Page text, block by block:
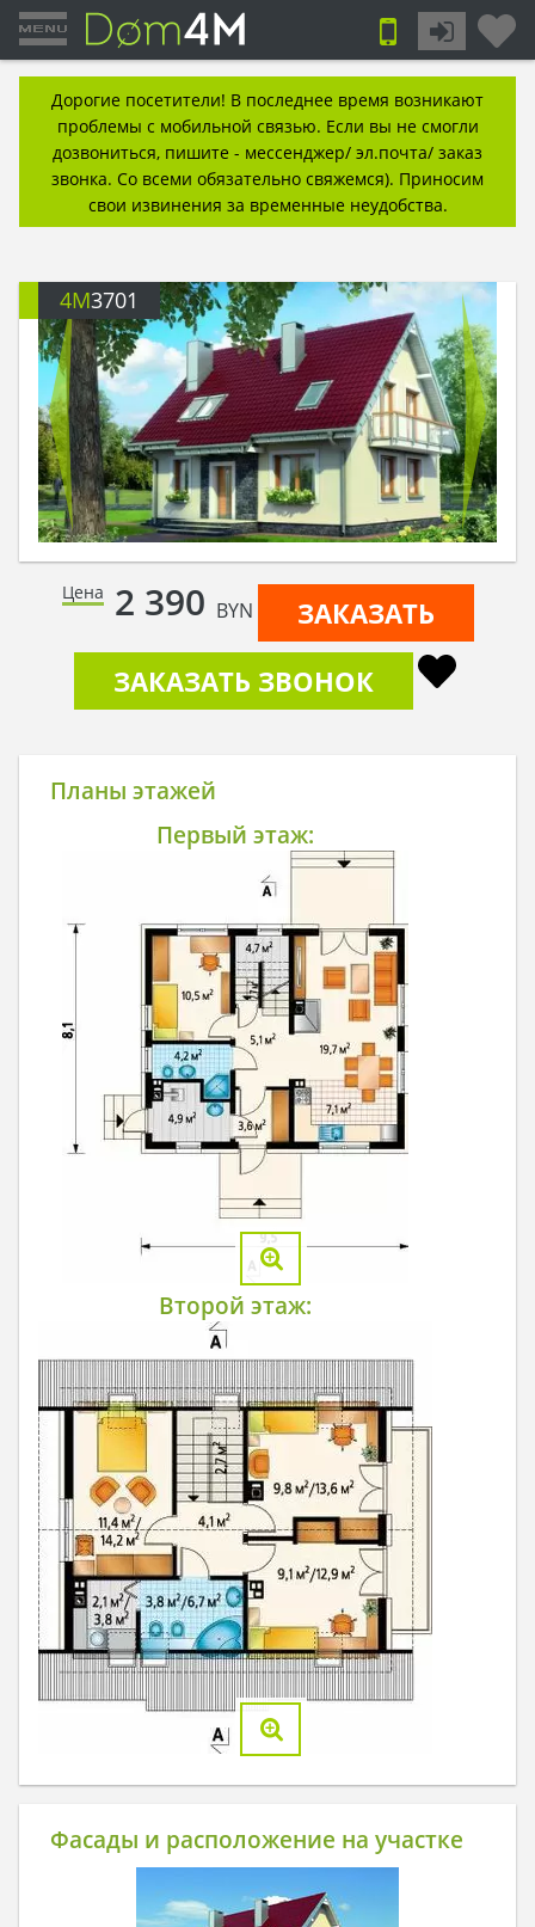
Дорогие посетители! В последнее время возникают
проблемы с мобильной связью. Если вы не смогли
дозвониться, пишите - мессенджер/ эл.почта/ заказ
звонка. Со всеми обязательно свяжемся). Приносим
свои извинения за временные неудобства.
4M3701
Цена 2 390 BYN
ЗАКАЗАТЬ
ЗАКАЗАТЬ ЗВОНОК
Планы этажей
Первый этаж:
Второй этаж:
Фасады и расположение на участке